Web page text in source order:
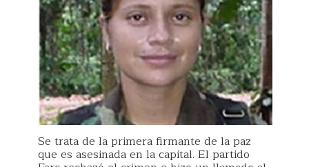
Se trata de la primera firmante de la paz
que es asesinada en la capital. El partido